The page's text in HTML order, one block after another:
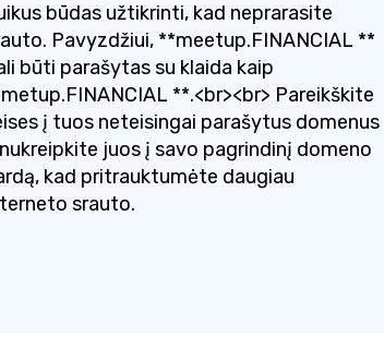
būdas užtikrinti, kad neprarasite
Pavyzdžiui, **meetup.FINANCIAL **
būti parašytas su klaida kaip
**.<br><br> Pareikškite
į tuos neteisingai parašytus domenus
juos į savo pagrindinį domeno
kad pritrauktumėte daugiau
srauto.